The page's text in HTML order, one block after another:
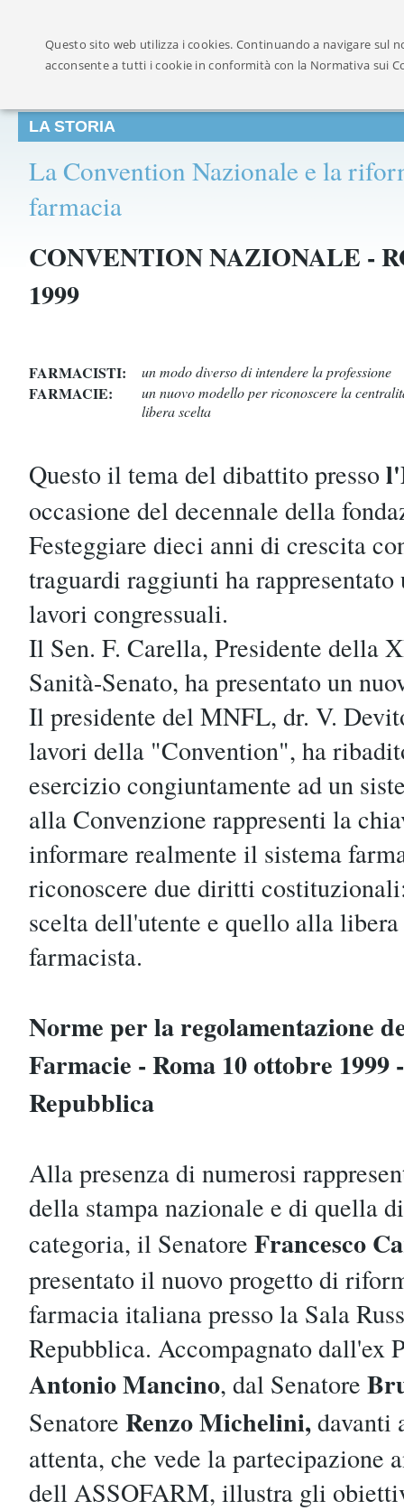
LA STORIA
La Convention Nazionale e la
farmacia
CONVENTION NAZIONALE -
1999
FARMACISTI: un modo diverso di intendere la professione
FARMACIE:
un nuovo modello per riconoscere la
libera scelta
Questo il tema del dibattito presso
occasione del decennale della
Festeggiare dieci anni di crescita
traguardi raggiunti ha
lavori congressuali.
Il Sen. F. Carella, Presidente della
Sanità-Senato, ha presentato un
Il presidente del MNFL, dr. V.
lavori della "Convention", ha
esercizio congiuntamente ad un
alla Convenzione rappresenti la
informare realmente il sistema
riconoscere due diritti
scelta dell'utente e quello alla
farmacista.
Norme per la regolamentazione
Farmacie - Roma 10 ottobre 1999
Repubblica
Alla presenza di numerosi
della stampa nazionale e di quella di
categoria, il Senatore Francesco
presentato il nuovo progetto di
farmacia italiana presso la Sala
Repubblica. Accompagnato dall'ex
Antonio Mancino, dal Senatore
Senatore Renzo Michelini,davanti
attenta, che vede la partecipazione
dell ASSOFARM, illustra gli
Questo sito web utilizza i cookies. Continuando a navigare sul
acconsente a tutti i cookie in conformità con la Normativa sui